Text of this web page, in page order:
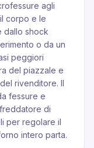
agli
corpo e le
dallo shock
o da un
peggiori
del piazzale e
rivenditore. Il
fessure e
di
per regolare il
intero parta.